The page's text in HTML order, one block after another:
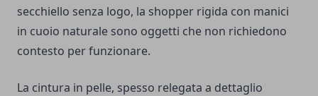
secchiello senza logo, la shopper rigida con manici
in cuoio naturale sono oggetti che non richiedono
contesto per funzionare.
La cintura in pelle, spesso relegata a dettaglio